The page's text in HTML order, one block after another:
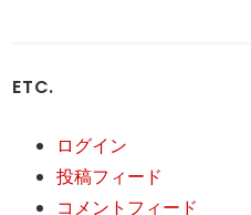
ETC.
ログイン
投稿フィード
コメントフィード